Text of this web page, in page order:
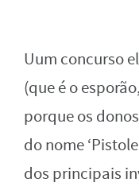
Uum concurso
(que é o
porque os
do nome
dos principais